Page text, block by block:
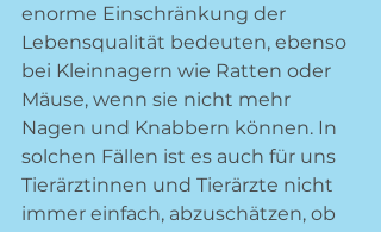
enorme Einschränkung der
Lebensqualität bedeuten, ebenso
bei Kleinnagern wie Ratten oder
Mäuse, wenn sie nicht mehr
Nagen und Knabbern können. In
solchen Fällen ist es auch für uns
Tierärztinnen und Tierärzte nicht
immer einfach, abzuschätzen, ob